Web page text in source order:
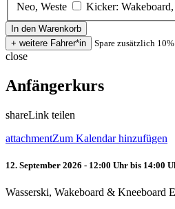
Neo, Weste
Kicker:
Spare zusätzlich
close
Anfängerkurs
shareLink teilen
attachmentZum Kalendar hinzufügen
12. September 2026 - 12:00 Uhr bis 14:00
Wasserski, Wakeboard & Kneeboard